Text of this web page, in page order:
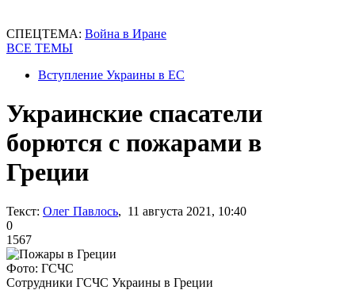
СПЕЦТЕМА: Война в Иране
ВСЕ ТЕМЫ
Вступление Украины в ЕС
Украинские спасатели
борются с пожарами в
Греции
Текст: Олег Павлось, 11 августа 2021, 10:40
0
1567
Фото: ГСЧС
Сотрудники ГСЧС Украины в Греции